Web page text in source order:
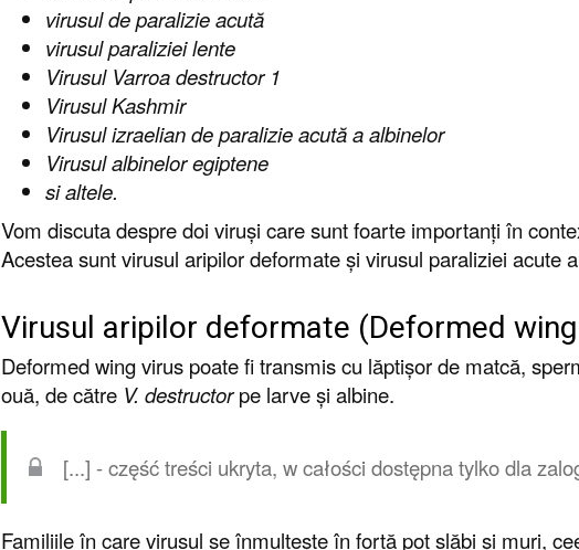
virusul de paralizie acută
virusul paraliziei lente
Virusul Varroadestructor1
Virusul Kashmir
Virusul izraelian de paralizie acută a albinelor
Virusul albinelor egiptene
si altele.
Vom discuta despre doi viruși care sunt foarte importanți în
Acestea sunt virusul aripilor deformate și virusul paraliziei acute
Virusul aripilor deformate (Deformed
Deformed wing virus poate fi transmis cu lăptișor de matcă,
ouă, de către V. destructorpe larve și albine.
[...] - część treści ukryta, w całości dostępna tylko dla
Familiile în care virusul se înmulțește în forță pot slăbi și muri,